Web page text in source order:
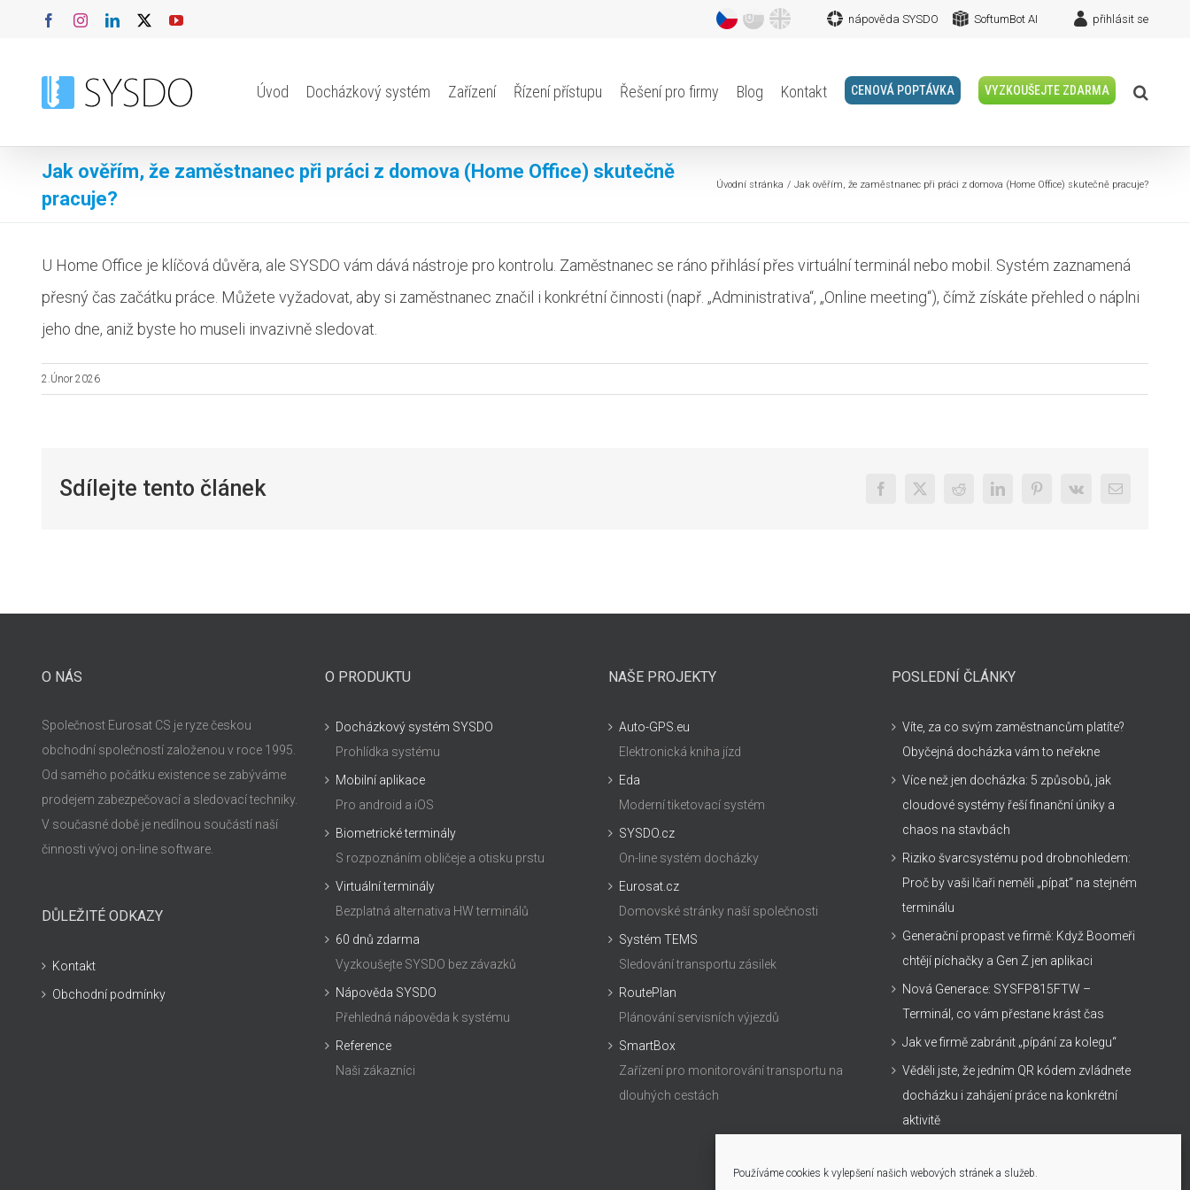
Používáme cookies k vylepšení našich webových stránek a služeb.
Přeskočit FacebookInstagramLinkedIn YouTube nápověda SYSDO SoftumBot AI přihlásit se
Úvod Docházkový systém Zařízení Řízení přístupu Řešení pro firmy Blog Kontakt CENOVÁ POPTÁVKA VYZKOUŠEJTE ZDARMA
Jak ověřím, že zaměstnanec při práci z domova (Home Office) skutečně
pracuje?
Úvodní stránka Jak ověřím, že zaměstnanec při práci z domova (Home Office) skutečně pracuje?
U Home Office je klíčová důvěra, ale SYSDO vám dává nástroje pro kontrolu. Zaměstnanec se ráno přihlásí přes virtuální terminál nebo mobil. Systém zaznamená
přesný čas začátku práce. Můžete vyžadovat, aby si zaměstnanec značil i konkrétní činnosti (např. „Administrativa“, „Online meeting“), čímž získáte přehled o náplni
jeho dne, aniž byste ho museli invazivně sledovat.
2.Únor 2026
Sdílejte tento článek Facebook
X Reddit LinkedInPinterest
Vk
E-
O NÁS
Společnost Eurosat CS je ryze českou
obchodní společností založenou v roce 1995.
Od samého počátku existence se zabýváme
prodejem zabezpečovací a sledovací techniky.
V současné době je nedílnou součástí naší
činnosti vývoj on-line software.
DŮLEŽITÉ ODKAZY
Kontakt
Obchodní podmínky
O PRODUKTU
Docházkový systém SYSDO
Prohlídka systému
Mobilní aplikace
Pro android a iOS
Biometrické terminály
S rozpoznáním obličeje a otisku prstu
Virtuální terminály
Bezplatná alternativa HW terminálů
60 dnů zdarma
Vyzkoušejte SYSDO bez závazků
Nápověda SYSDO
Přehledná nápověda k systému
Reference
Naši zákazníci
NAŠE PROJEKTY
Auto-GPS.eu
Elektronická kniha jízd
Eda
Moderní tiketovací systém
SYSDO.cz
On-line systém docházky
Eurosat.cz
Domovské stránky naší společnosti
Systém TEMS
Sledování transportu zásilek
RoutePlan
Plánování servisních výjezdů
SmartBox
Zařízení pro monitorování transportu na
dlouhých cestách
POSLEDNÍ ČLÁNKY
Víte, za co svým zaměstnancům platíte?
Obyčejná docházka vám to neřekne
Více než jen docházka: 5 způsobů, jak
cloudové systémy řeší finanční úniky a
chaos na stavbách
Riziko švarcsystému pod drobnohledem:
Proč by vaši Ičaři neměli „pípat“ na stejném
terminálu
Generační propast ve firmě: Když Boomeři
chtějí píchačky a Gen Z jen aplikaci
Nová Generace: SYSFP815FTW –
Terminál, co vám přestane krást čas
Jak ve firmě zabránit „pípání za kolegu“
Věděli jste, že jedním QR kódem zvládnete
docházku i zahájení práce na konkrétní
aktivitě
zvládne všechno